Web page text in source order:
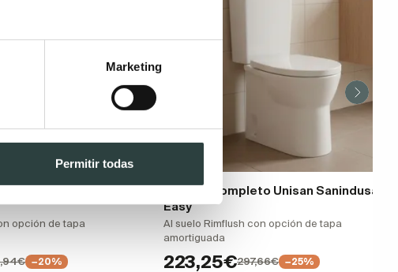
Marketing
Permitir todas
Unisan Sanindusa
opción de tapa
−20%
Inodoro completo Unisan Sanindusa
Easy
Al suelo Rimflush con opción de tapa
amortiguada
223,25€297,66€ −25%